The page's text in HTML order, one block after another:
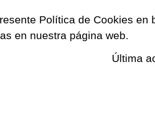
Política de Cookies en
en nuestra página web.
Última